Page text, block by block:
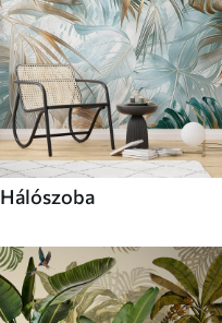
Hálószoba